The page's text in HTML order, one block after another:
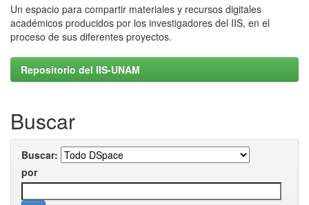
Un espacio para compartir materiales y recursos digitales
académicos producidos por los investigadores del IIS, en el
proceso de sus diferentes proyectos.
Repositorio del IIS-UNAM
Buscar
Buscar:
por